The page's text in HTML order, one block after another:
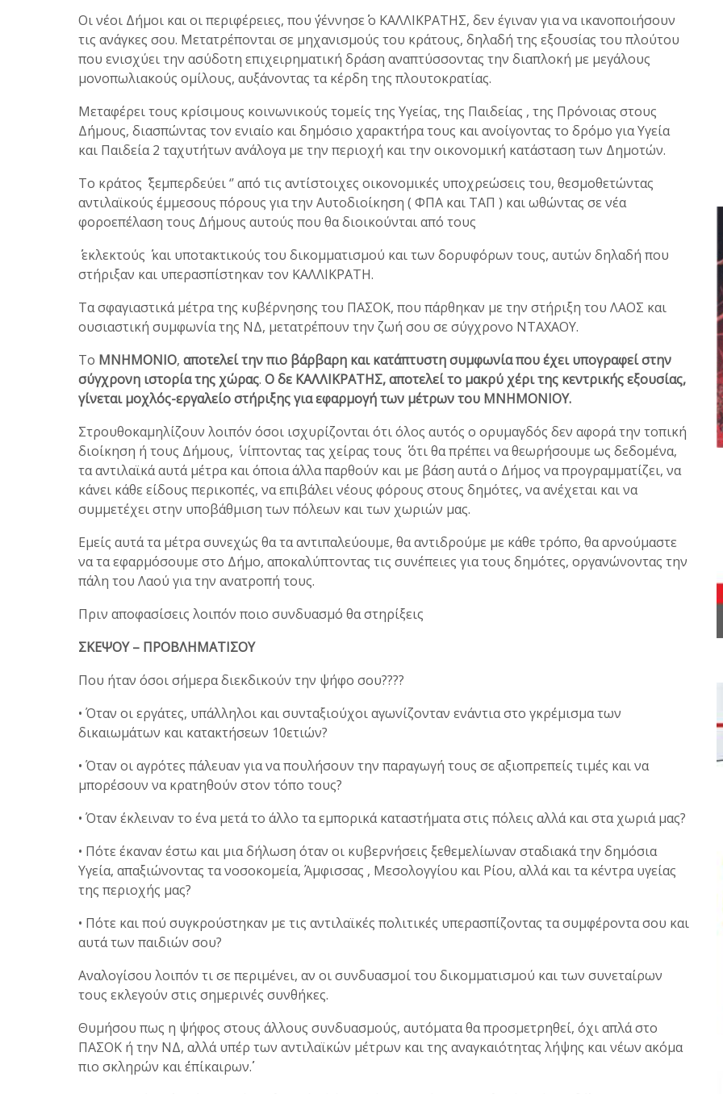
Οι νέοι Δήμοι και οι περιφέρειες, που ΄΄γέννησε΄΄ ο ΚΑΛΛΙΚΡΑΤΗΣ, δεν έγιναν για να ικανοποιήσουν
τις ανάγκες σου. Μετατρέπονται σε μηχανισμούς του κράτους, δηλαδή της εξουσίας του πλούτου
που ενισχύει την ασύδοτη επιχειρηματική δράση αναπτύσσοντας την διαπλοκή με μεγάλους
μονοπωλιακούς ομίλους, αυξάνοντας τα κέρδη της πλουτοκρατίας.
Μεταφέρει τους κρίσιμους κοινωνικούς τομείς της Υγείας, της Παιδείας , της Πρόνοιας στους
Δήμους, διασπώντας τον ενιαίο και δημόσιο χαρακτήρα τους και ανοίγοντας το δρόμο για Υγεία
και Παιδεία 2 ταχυτήτων ανάλογα με την περιοχή και την οικονομική κατάσταση των Δημοτών.
Το κράτος ΄΄ ξεμπερδεύει ‘’ από τις αντίστοιχες οικονομικές υποχρεώσεις του, θεσμοθετώντας
αντιλαϊκούς έμμεσους πόρους για την Αυτοδιοίκηση ( ΦΠΑ και ΤΑΠ ) και ωθώντας σε νέα
φοροεπέλαση τους Δήμους αυτούς που θα διοικούνται από τους
΄΄ εκλεκτούς ΄΄ και υποτακτικούς του δικομματισμού και των δορυφόρων τους, αυτών δηλαδή που
στήριξαν και υπερασπίστηκαν τον ΚΑΛΛΙΚΡΑΤΗ.
Τα σφαγιαστικά μέτρα της κυβέρνησης του ΠΑΣΟΚ, που πάρθηκαν με την στήριξη του ΛΑΟΣ και
ουσιαστική συμφωνία της ΝΔ, μετατρέπουν την ζωή σου σε σύγχρονο ΝΤΑΧΑΟΥ.
Το ΜΝΗΜΟΝΙΟ, αποτελεί την πιο βάρβαρη και κατάπτυστη συμφωνία που έχει υπογραφεί στην
σύγχρονη ιστορία της χώρας. Ο δε ΚΑΛΛΙΚΡΑΤΗΣ, αποτελεί το μακρύ χέρι της κεντρικής εξουσίας,
γίνεται μοχλός-εργαλείο στήριξης για εφαρμογή των μέτρων του ΜΝΗΜΟΝΙΟΥ.
Στρουθοκαμηλίζουν λοιπόν όσοι ισχυρίζονται ότι όλος αυτός ο ορυμαγδός δεν αφορά την τοπική
διοίκηση ή τους Δήμους, ΄΄ νίπτοντας τας χείρας τους ΄΄ ότι θα πρέπει να θεωρήσουμε ως δεδομένα,
τα αντιλαϊκά αυτά μέτρα και όποια άλλα παρθούν και με βάση αυτά ο Δήμος να προγραμματίζει, να
κάνει κάθε είδους περικοπές, να επιβάλει νέους φόρους στους δημότες, να ανέχεται και να
συμμετέχει στην υποβάθμιση των πόλεων και των χωριών μας.
Εμείς αυτά τα μέτρα συνεχώς θα τα αντιπαλεύουμε, θα αντιδρούμε με κάθε τρόπο, θα αρνούμαστε
να τα εφαρμόσουμε στο Δήμο, αποκαλύπτοντας τις συνέπειες για τους δημότες, οργανώνοντας την
πάλη του Λαού για την ανατροπή τους.
Πριν αποφασίσεις λοιπόν ποιο συνδυασμό θα στηρίξεις
ΣΚΕΨΟΥ – ΠΡΟΒΛΗΜΑΤΙΣΟΥ
Που ήταν όσοι σήμερα διεκδικούν την ψήφο σου????
• Όταν οι εργάτες, υπάλληλοι και συνταξιούχοι αγωνίζονταν ενάντια στο γκρέμισμα των
δικαιωμάτων και κατακτήσεων 10ετιών?
• Όταν οι αγρότες πάλευαν για να πουλήσουν την παραγωγή τους σε αξιοπρεπείς τιμές και να
μπορέσουν να κρατηθούν στον τόπο τους?
• Όταν έκλειναν το ένα μετά το άλλο τα εμπορικά καταστήματα στις πόλεις αλλά και στα χωριά μας?
• Πότε έκαναν έστω και μια δήλωση όταν οι κυβερνήσεις ξεθεμελίωναν σταδιακά την δημόσια
Υγεία, απαξιώνοντας τα νοσοκομεία, Άμφισσας , Μεσολογγίου και Ρίου, αλλά και τα κέντρα υγείας
της περιοχής μας?
• Πότε και πού συγκρούστηκαν με τις αντιλαϊκές πολιτικές υπερασπίζοντας τα συμφέροντα σου και
αυτά των παιδιών σου?
Αναλογίσου λοιπόν τι σε περιμένει, αν οι συνδυασμοί του δικομματισμού και των συνεταίρων
τους εκλεγούν στις σημερινές συνθήκες.
Θυμήσου πως η ψήφος στους άλλους συνδυασμούς, αυτόματα θα προσμετρηθεί, όχι απλά στο
ΠΑΣΟΚ ή την ΝΔ, αλλά υπέρ των αντιλαϊκών μέτρων και της αναγκαιότητας λήψης και νέων ακόμα
πιο σκληρών και ΄΄επίκαιρων΄΄.